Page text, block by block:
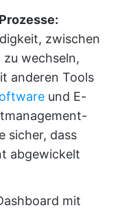
zwischen
wechseln,
anderen Tools
und E-
sicher, dass
abgewickelt
mit